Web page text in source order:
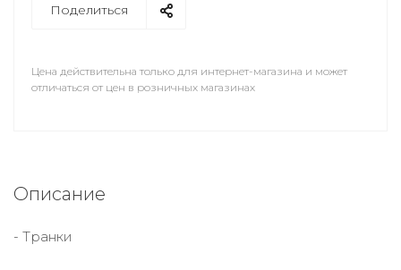
Поделиться
Цена действительна только для интернет-магазина и может
отличаться от цен в розничных магазинах
Описание
- Транки